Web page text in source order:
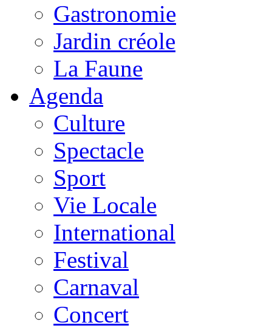
Gastronomie
Jardin créole
La Faune
Agenda
Culture
Spectacle
Sport
Vie Locale
International
Festival
Carnaval
Concert